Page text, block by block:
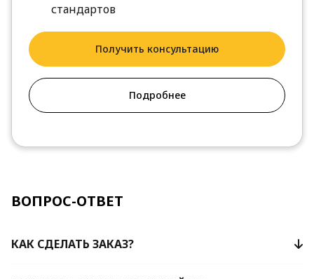
стандартов
Получить консультацию
Подробнее
ВОПРОС-ОТВЕТ
КАК СДЕЛАТЬ ЗАКАЗ?